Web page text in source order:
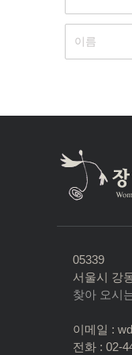
05339
서울시 강
찾아 오시
이메일 :
전화 : 02-